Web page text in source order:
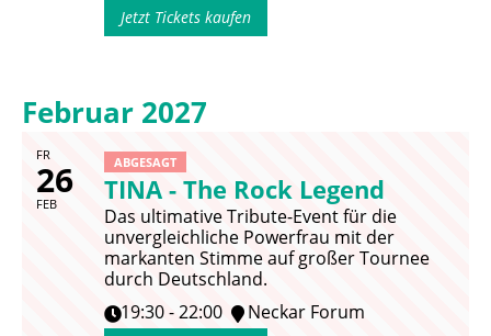
Jetzt Tickets kaufen
Februar 2027
FR
26
FEB
ABGESAGT
TINA - The Rock Legend
Das ultimative Tribute-Event für die
unvergleichliche Powerfrau mit der
markanten Stimme auf großer Tournee
durch Deutschland.
19:30 - 22:00
Neckar Forum